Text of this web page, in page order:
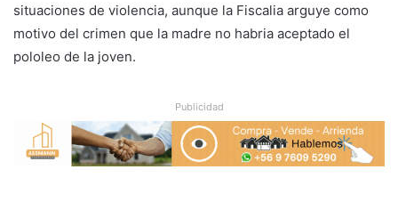
situaciones de violencia, aunque la Fiscalia arguye como
motivo del crimen que la madre no habria aceptado el
pololeo de la joven.
Publicidad